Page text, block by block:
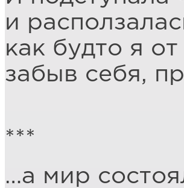
и
как будто я
забыв себя,
***
…а мир